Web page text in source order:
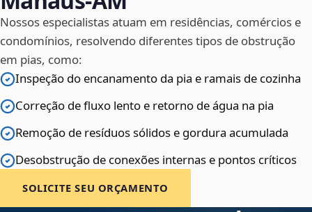
Nossos especialistas atuam em residências, comércios e
condomínios, resolvendo diferentes tipos de obstrução
em pias, como:
Inspeção do encanamento da pia e ramais de cozinha
Correção de fluxo lento e retorno de água na pia
Remoção de resíduos sólidos e gordura acumulada
Desobstrução de conexões internas e pontos críticos
SOLICITE SEU ORÇAMENTO